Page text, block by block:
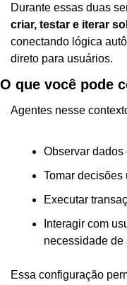
criar, testar e iterar
conectando lógica
direto para usuários.
O que você pode
Agentes nesse
Observar dados
Tomar
Executar
Interagir com
necessidade de
Essa configuração